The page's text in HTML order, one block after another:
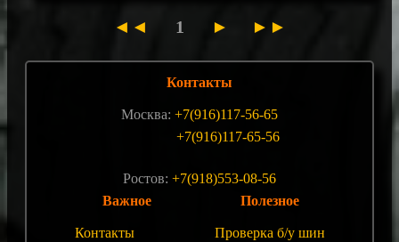
◄◄ 1 ► ►►
Контакты
Москва: +7(916)117-56-65
+7(916)117-65-56
Ростов: +7(918)553-08-56
Важное
Контакты
Полезное
Проверка б/у шин